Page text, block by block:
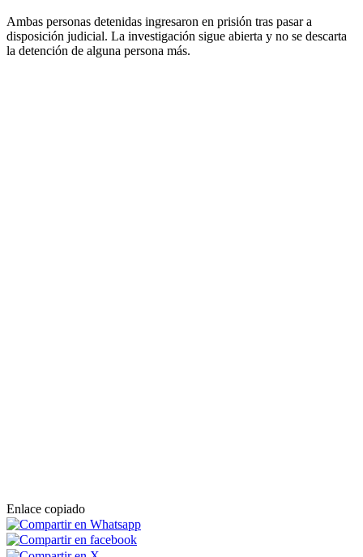
Ambas personas detenidas ingresaron en prisión tras pasar a
disposición judicial. La investigación sigue abierta y no se descarta
la detención de alguna persona más.
Enlace copiado